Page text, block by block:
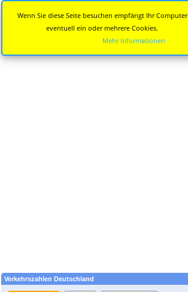
Verkehrszahlen Deutschland
Wenn Sie diese Seite besuchen empfängt Ihr Computer
eventuell ein oder mehrere Cookies.
Mehr Informationen